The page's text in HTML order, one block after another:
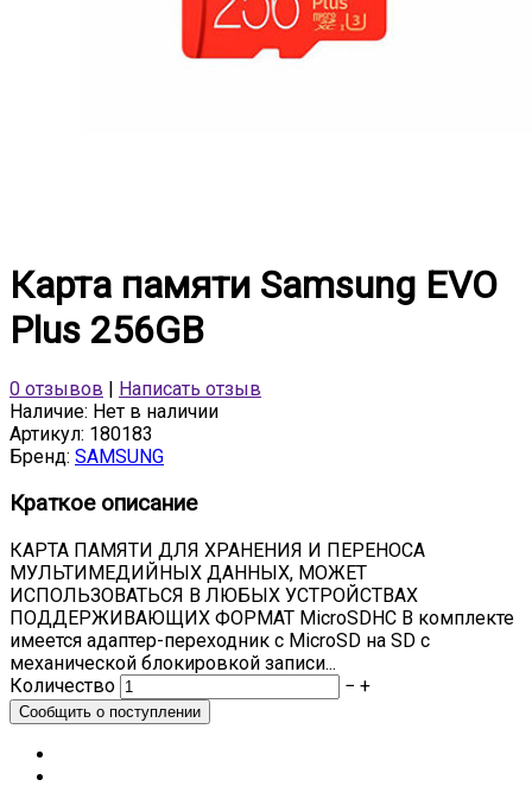
Карта памяти Samsung EVO
Plus 256GB
0 отзывов
Написать отзыв
Наличие: Нет в наличии
Артикул: 180183
Бренд: SAMSUNG
Краткое описание
КАРТА ПАМЯТИ ДЛЯ ХРАНЕНИЯ И ПЕРЕНОСА
МУЛЬТИМЕДИЙНЫХ ДАННЫХ, МОЖЕТ
ИСПОЛЬЗОВАТЬСЯ В ЛЮБЫХ УСТРОЙСТВАХ
ПОДДЕРЖИВАЮЩИХ ФОРМАТ MicroSDHC В комплекте
имеется адаптер-переходник с MicroSD на SD с
механической блокировкой записи...
Количество
− +